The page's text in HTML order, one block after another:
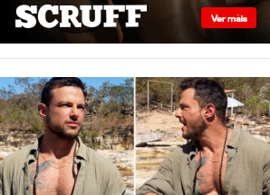
viado”
Christofoletti
compartilha
bastidores de
ensaio, mas acaba
virando o centro das
atenções